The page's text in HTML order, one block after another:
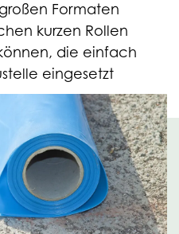
Formaten
kurzen Rollen
die einfach
eingesetzt
an Bodenfolien für
an.
Formate zu
zusammenfalten